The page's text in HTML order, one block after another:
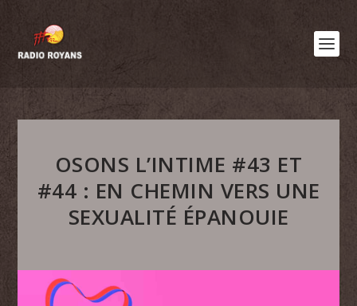
OSONS L’INTIME #43 ET
#44 : EN CHEMIN VERS UNE
SEXUALITÉ ÉPANOUIE